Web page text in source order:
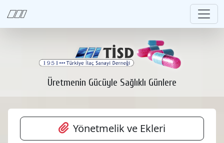
Üretmenin Gücüyle Sağlıklı Günlere
Yönetmelik ve Ekleri